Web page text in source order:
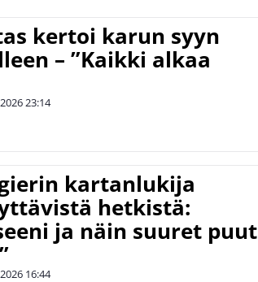
kertoi karun syyn
– ”Kaikki alkaa
23:14
kartanlukija
hetkistä:
ja näin suuret puut
16:44